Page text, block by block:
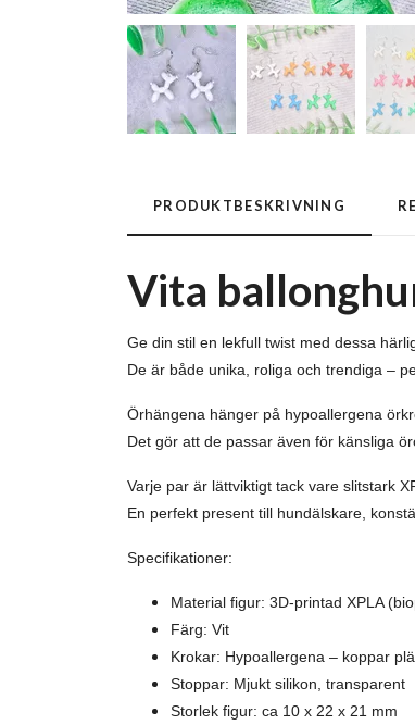
PRODUKTBESKRIVNING
Vita
Ge din stil en lekfull twist med dessa
De är både unika, roliga och trendiga –
Örhängena hänger på hypoallergena
Det gör att de passar även för känsliga
Varje par är lättviktigt tack vare slitstark
En perfekt present till hundälskare,
Specifikationer:
Material figur: 3D-printad XPLA
Färg: Vit
Krokar: Hypoallergena – koppar
Stoppar: Mjukt silikon, transparent
Storlek figur: ca 10 x 22 x 21 mm